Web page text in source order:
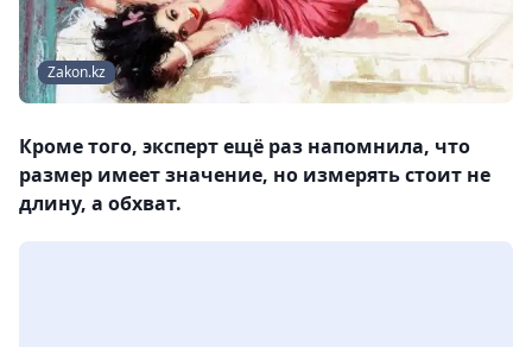
Zakon.kz
Кроме того, эксперт ещё раз напомнила, что
размер имеет значение, но измерять стоит не
длину, а обхват.